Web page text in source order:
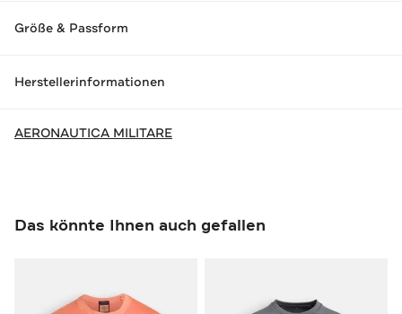
Größe & Passform
Herstellerinformationen
AERONAUTICA MILITARE
Das könnte Ihnen auch gefallen